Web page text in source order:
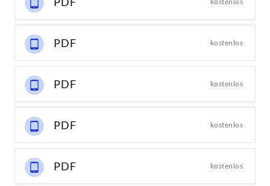
PDF kostenlos
PDF kostenlos
PDF kostenlos
PDF kostenlos